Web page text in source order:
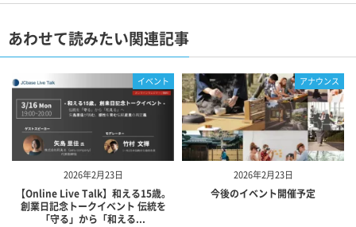
あわせて読みたい関連記事
2026年2月23日
イベント
【Online Live Talk】和える15歳。
創業日記念トークイベント 伝統を
「守る」から「和える...
2026年2月23日
アナウンス
今後のイベント開催予定